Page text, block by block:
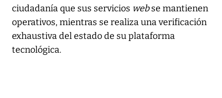
ciudadanía que sus servicios webse mantienen
operativos, mientras se realiza una verificación
exhaustiva del estado de su plataforma
tecnológica.